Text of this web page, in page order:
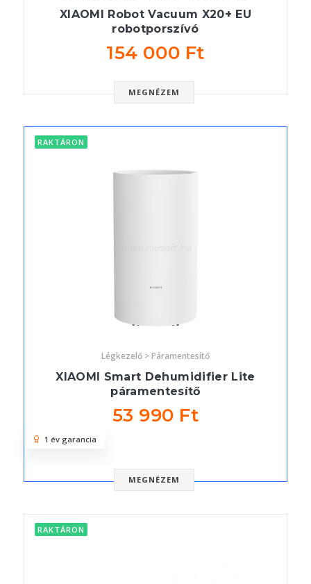
XIAOMI Robot Vacuum X20+ EU
robotporszívó
154 000 Ft
MEGNÉZEM
RAKTÁRON
Légkezelő > Páramentesítő
XIAOMI Smart Dehumidifier Lite
páramentesítő
53 990 Ft
MEGNÉZEM
1 év garancia
RAKTÁRON